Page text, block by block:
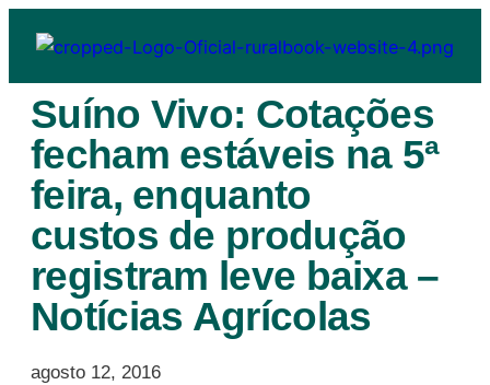
Suíno Vivo: Cotações
fecham estáveis na 5ª
feira, enquanto
custos de produção
registram leve baixa –
Notícias Agrícolas
agosto 12, 2016